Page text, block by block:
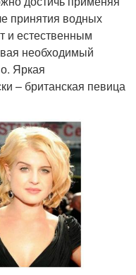
принятия водных
и естественным
необходимый
Яркая
– британская певица